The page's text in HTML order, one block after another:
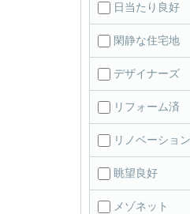
日当たり良好
閑静な住宅地
デザイナーズ
リフォーム済
リノベーショ
眺望良好
メゾネット